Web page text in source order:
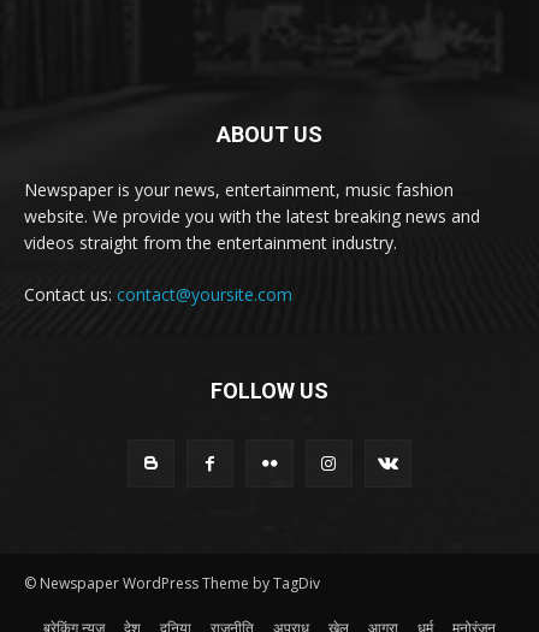
ABOUT US
Newspaper is your news, entertainment, music fashion
website. We provide you with the latest breaking news and
videos straight from the entertainment industry.
Contact us: contact@yoursite.com
FOLLOW US
© Newspaper WordPress Theme by TagDiv
ब्रेकिंग न्यूज़ देश दुनिया राजनीति अपराध खेल आगरा धर्म मनोरंजन